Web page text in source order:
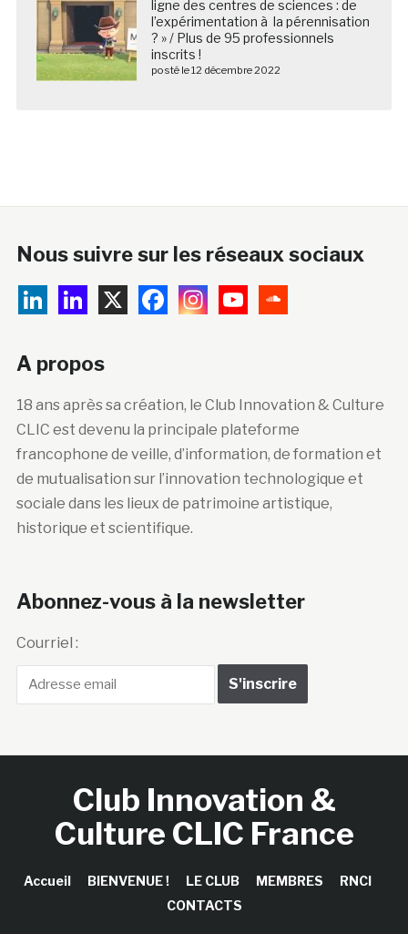
ligne des centres de sciences : de
l’expérimentation à la pérennisation
? » / Plus de 95 professionnels
inscrits !
posté le 12 décembre 2022
Nous suivre sur les réseaux sociaux
A propos
18 ans après sa création, le Club Innovation & Culture
CLIC est devenu la principale plateforme
francophone de veille, d’information, de formation et
de mutualisation sur l’innovation technologique et
sociale dans les lieux de patrimoine artistique,
historique et scientifique.
Abonnez-vous à la newsletter
Courriel :
Club Innovation &
Culture CLIC France
Accueil BIENVENUE ! LE CLUB MEMBRES
RNCI
CONTACTS